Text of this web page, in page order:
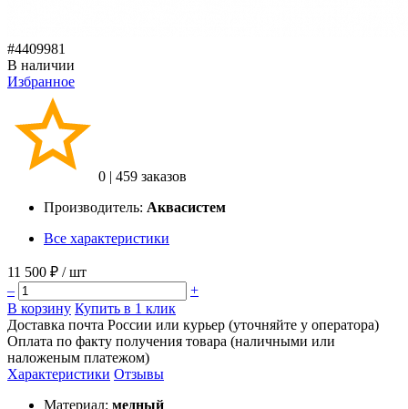
#4409981
В наличии
Избранное
0 | 459 заказов
Производитель: Аквасистем
Все характеристики
11 500 ₽ / шт
–
+
В корзину Купить в 1 клик
Доставка почта России или курьер (уточняйте у оператора)
Оплата по факту получения товара (наличными или
наложеным платежом)
Характеристики Отзывы
Материал: медный